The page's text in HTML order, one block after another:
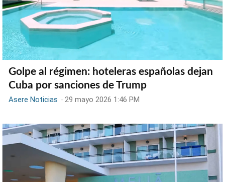
Golpe al régimen: hoteleras españolas dejan
Cuba por sanciones de Trump
Asere Noticias -29 mayo 2026 1:46 PM